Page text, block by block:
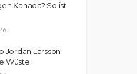
Kanada? So ist
Jordan Larsson
Wüste